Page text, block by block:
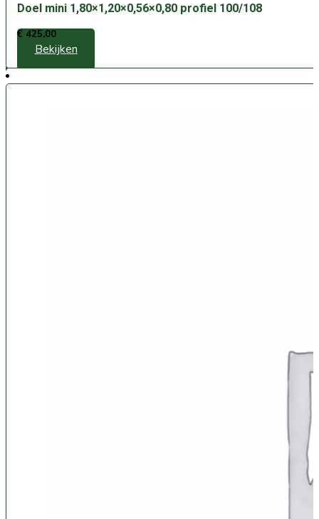
Doel mini 1,80×1,20×0,56×0,80 profiel 100/108
€ 425,00
Bekijken